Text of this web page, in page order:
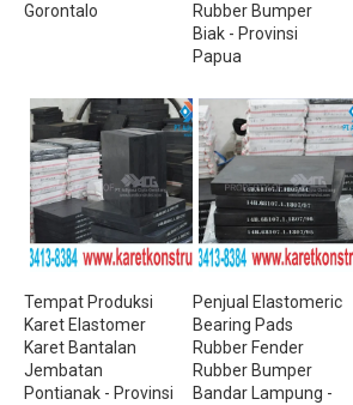
Gorontalo
Rubber Bumper
Biak - Provinsi
Papua
Tempat Produksi
Karet Elastomer
Karet Bantalan
Jembatan
Pontianak - Provinsi
Penjual Elastomeric
Bearing Pads
Rubber Fender
Rubber Bumper
Bandar Lampung -